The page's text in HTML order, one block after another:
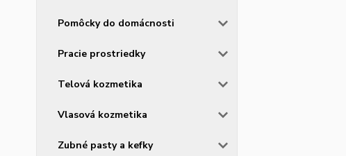
Pomôcky do domácnosti
Pracie prostriedky
Telová kozmetika
Vlasová kozmetika
Zubné pasty a kefky